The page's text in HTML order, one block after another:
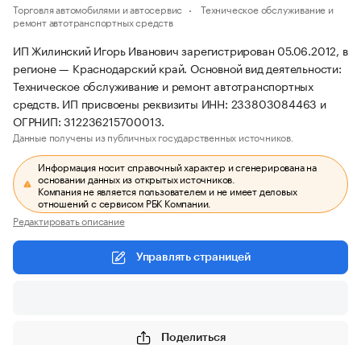
Торговля автомобилями и автосервис
Техническое обслуживание и
ремонт автотранспортных средств
ИП Жилинский Игорь Иванович зарегистрирован 05.06.2012, в
регионе — Краснодарский край. Основной вид деятельности:
Техническое обслуживание и ремонт автотранспортных
средств. ИП присвоены реквизиты ИНН: 233803084463 и
ОГРНИП: 312236215700013.
Данные получены из публичных государственных источников.
Информация носит справочный характер и сгенерирована на
основании данных из открытых источников.
Компания не является пользователем и не имеет деловых
отношений с сервисом РБК Компании.
Редактировать описание
Управлять страницей
Поделиться